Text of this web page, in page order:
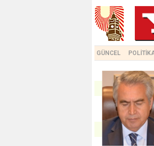
GÜNCEL